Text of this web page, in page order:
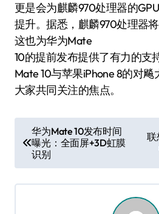
更是会为麒麟970处理器的
提升。据悉，麒麟970处理器
这也为华为Mate
10的提前发布提供了有力的支
Mate 10与苹果iPhone 8的对
大家共同关注的焦点。
章
导
航
华为Mate 10发布时间
曝光：全面屏+3D虹膜
识别
联